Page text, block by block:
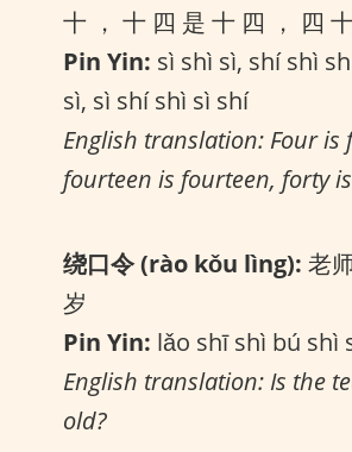
十 ， 十 四 是 十 四 ， 四
Pin Yin: sì shì sì, shí shì
sì, sì shí shì sì shí
English translation: Four is
fourteen is fourteen, forty
绕口令 (rào kǒu lìng): 老
岁
Pin Yin: lǎo shī shì bú shì
English translation: Is the
old?